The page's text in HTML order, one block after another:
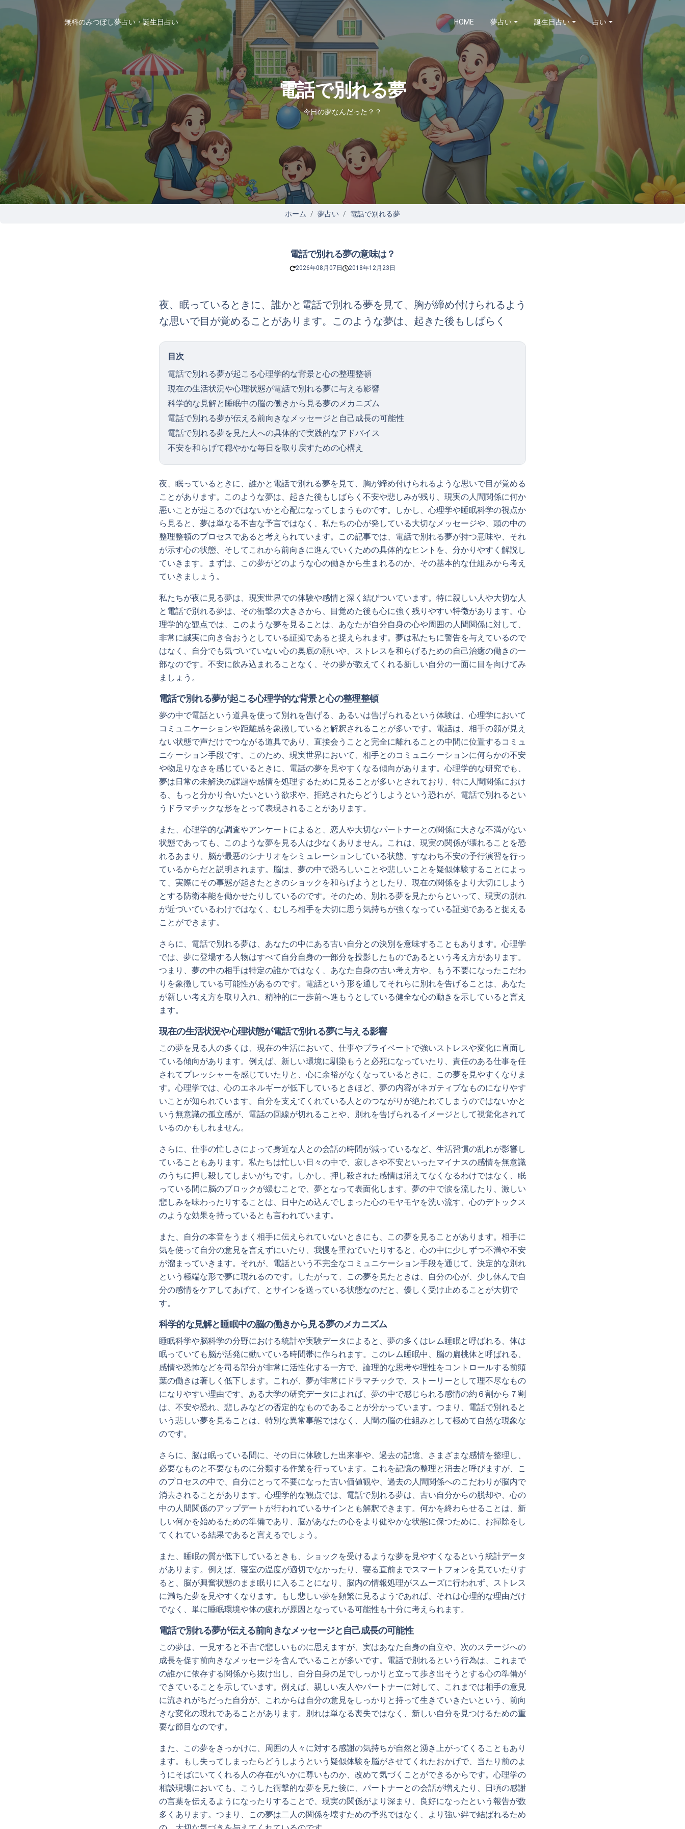
無料のみつぼし夢占い・誕生日占い HOME 夢占い 誕生日占い 占い
電話で別れる夢
今日の夢なんだった？？
ホーム 夢占い 電話で別れる夢
電話で別れる夢の意味は？
2026年08月07日 2018年12月23日
夜、眠っているときに、誰かと電話で別れる夢を見て、胸が締め付けられるよう
な思いで目が覚めることがあります。このような夢は、起きた後もしばらく
目次
電話で別れる夢が起こる心理学的な背景と心の整理整頓
現在の生活状況や心理状態が電話で別れる夢に与える影響
科学的な見解と睡眠中の脳の働きから見る夢のメカニズム
電話で別れる夢が伝える前向きなメッセージと自己成長の可能性
電話で別れる夢を見た人への具体的で実践的なアドバイス
不安を和らげて穏やかな毎日を取り戻すための心構え
夜、眠っているときに、誰かと電話で別れる夢を見て、胸が締め付けられるような思いで目が覚める
ことがあります。このような夢は、起きた後もしばらく不安や悲しみが残り、現実の人間関係に何か
悪いことが起こるのではないかと心配になってしまうものです。しかし、心理学や睡眠科学の視点か
ら見ると、夢は単なる不吉な予言ではなく、私たちの心が発している大切なメッセージや、頭の中の
整理整頓のプロセスであると考えられています。この記事では、電話で別れる夢が持つ意味や、それ
が示す心の状態、そしてこれから前向きに進んでいくための具体的なヒントを、分かりやすく解説し
ていきます。まずは、この夢がどのような心の働きから生まれるのか、その基本的な仕組みから考え
ていきましょう。
私たちが夜に見る夢は、現実世界での体験や感情と深く結びついています。特に親しい人や大切な人
と電話で別れる夢は、その衝撃の大きさから、目覚めた後も心に強く残りやすい特徴があります。心
理学的な観点では、このような夢を見ることは、あなたが自分自身の心や周囲の人間関係に対して、
非常に誠実に向き合おうとしている証拠であると捉えられます。夢は私たちに警告を与えているので
はなく、自分でも気づいていない心の奥底の願いや、ストレスを和らげるための自己治癒の働きの一
部なのです。不安に飲み込まれることなく、その夢が教えてくれる新しい自分の一面に目を向けてみ
ましょう。
電話で別れる夢が起こる心理学的な背景と心の整理整頓
夢の中で電話という道具を使って別れを告げる、あるいは告げられるという体験は、心理学において
コミュニケーションや距離感を象徴していると解釈されることが多いです。電話は、相手の顔が見え
ない状態で声だけでつながる道具であり、直接会うことと完全に離れることの中間に位置するコミュ
ニケーション手段です。このため、現実世界において、相手とのコミュニケーションに何らかの不安
や物足りなさを感じているときに、電話の夢を見やすくなる傾向があります。心理学的な研究でも、
夢は日常の未解決の課題や感情を処理するために見ることが多いとされており、特に人間関係におけ
る、もっと分かり合いたいという欲求や、拒絶されたらどうしようという恐れが、電話で別れるとい
うドラマチックな形をとって表現されることがあります。
また、心理学的な調査やアンケートによると、恋人や大切なパートナーとの関係に大きな不満がない
状態であっても、このような夢を見る人は少なくありません。これは、現実の関係が壊れることを恐
れるあまり、脳が最悪のシナリオをシミュレーションしている状態、すなわち不安の予行演習を行っ
ているからだと説明されます。脳は、夢の中で恐ろしいことや悲しいことを疑似体験することによっ
て、実際にその事態が起きたときのショックを和らげようとしたり、現在の関係をより大切にしよう
とする防衛本能を働かせたりしているのです。そのため、別れる夢を見たからといって、現実の別れ
が近づいているわけではなく、むしろ相手を大切に思う気持ちが強くなっている証拠であると捉える
ことができます。
さらに、電話で別れる夢は、あなたの中にある古い自分との決別を意味することもあります。心理学
では、夢に登場する人物はすべて自分自身の一部分を投影したものであるという考え方があります。
つまり、夢の中の相手は特定の誰かではなく、あなた自身の古い考え方や、もう不要になったこだわ
りを象徴している可能性があるのです。電話という形を通してそれらに別れを告げることは、あなた
が新しい考え方を取り入れ、精神的に一歩前へ進もうとしている健全な心の動きを示していると言え
ます。
現在の生活状況や心理状態が電話で別れる夢に与える影響
この夢を見る人の多くは、現在の生活において、仕事やプライベートで強いストレスや変化に直面し
ている傾向があります。例えば、新しい環境に馴染もうと必死になっていたり、責任のある仕事を任
されてプレッシャーを感じていたりと、心に余裕がなくなっているときに、この夢を見やすくなりま
す。心理学では、心のエネルギーが低下しているときほど、夢の内容がネガティブなものになりやす
いことが知られています。自分を支えてくれている人とのつながりが絶たれてしまうのではないかと
いう無意識の孤立感が、電話の回線が切れることや、別れを告げられるイメージとして視覚化されて
いるのかもしれません。
さらに、仕事の忙しさによって身近な人との会話の時間が減っているなど、生活習慣の乱れが影響し
ていることもあります。私たちは忙しい日々の中で、寂しさや不安といったマイナスの感情を無意識
のうちに押し殺してしまいがちです。しかし、押し殺された感情は消えてなくなるわけではなく、眠
っている間に脳のブロックが緩むことで、夢となって表面化します。夢の中で涙を流したり、激しい
悲しみを味わったりすることは、日中ため込んでしまった心のモヤモヤを洗い流す、心のデトックス
のような効果を持っているとも言われています。
また、自分の本音をうまく相手に伝えられていないときにも、この夢を見ることがあります。相手に
気を使って自分の意見を言えずにいたり、我慢を重ねていたりすると、心の中に少しずつ不満や不安
が溜まっていきます。それが、電話という不完全なコミュニケーション手段を通じて、決定的な別れ
という極端な形で夢に現れるのです。したがって、この夢を見たときは、自分の心が、少し休んで自
分の感情をケアしてあげて、とサインを送っている状態なのだと、優しく受け止めることが大切で
す。
科学的な見解と睡眠中の脳の働きから見る夢のメカニズム
睡眠科学や脳科学の分野における統計や実験データによると、夢の多くはレム睡眠と呼ばれる、体は
眠っていても脳が活発に動いている時間帯に作られます。このレム睡眠中、脳の扁桃体と呼ばれる、
感情や恐怖などを司る部分が非常に活性化する一方で、論理的な思考や理性をコントロールする前頭
葉の働きは著しく低下します。これが、夢が非常にドラマチックで、ストーリーとして理不尽なもの
になりやすい理由です。ある大学の研究データによれば、夢の中で感じられる感情の約６割から７割
は、不安や恐れ、悲しみなどの否定的なものであることが分かっています。つまり、電話で別れると
いう悲しい夢を見ることは、特別な異常事態ではなく、人間の脳の仕組みとして極めて自然な現象な
のです。
さらに、脳は眠っている間に、その日に体験した出来事や、過去の記憶、さまざまな感情を整理し、
必要なものと不要なものに分類する作業を行っています。これを記憶の整理と消去と呼びますが、こ
のプロセスの中で、自分にとって不要になった古い価値観や、過去の人間関係へのこだわりが脳内で
消去されることがあります。心理学的な観点では、電話で別れる夢は、古い自分からの脱却や、心の
中の人間関係のアップデートが行われているサインとも解釈できます。何かを終わらせることは、新
しい何かを始めるための準備であり、脳があなたの心をより健やかな状態に保つために、お掃除をし
てくれている結果であると言えるでしょう。
また、睡眠の質が低下しているときも、ショックを受けるような夢を見やすくなるという統計データ
があります。例えば、寝室の温度が適切でなかったり、寝る直前までスマートフォンを見ていたりす
ると、脳が興奮状態のまま眠りに入ることになり、脳内の情報処理がスムーズに行われず、ストレス
に満ちた夢を見やすくなります。もし悲しい夢を頻繁に見るようであれば、それは心理的な理由だけ
でなく、単に睡眠環境や体の疲れが原因となっている可能性も十分に考えられます。
電話で別れる夢が伝える前向きなメッセージと自己成長の可能性
この夢は、一見すると不吉で悲しいものに思えますが、実はあなた自身の自立や、次のステージへの
成長を促す前向きなメッセージを含んでいることが多いです。電話で別れるという行為は、これまで
の誰かに依存する関係から抜け出し、自分自身の足でしっかりと立って歩き出そうとする心の準備が
できていることを示しています。例えば、親しい友人やパートナーに対して、これまでは相手の意見
に流されがちだった自分が、これからは自分の意見をしっかりと持って生きていきたいという、前向
きな変化の現れであることがあります。別れは単なる喪失ではなく、新しい自分を見つけるための重
要な節目なのです。
また、この夢をきっかけに、周囲の人々に対する感謝の気持ちが自然と湧き上がってくることもあり
ます。もし失ってしまったらどうしようという疑似体験を脳がさせてくれたおかげで、当たり前のよ
うにそばにいてくれる人の存在がいかに尊いものか、改めて気づくことができるからです。心理学の
相談現場においても、こうした衝撃的な夢を見た後に、パートナーとの会話が増えたり、日頃の感謝
の言葉を伝えるようになったりすることで、現実の関係がより深まり、良好になったという報告が数
多くあります。つまり、この夢は二人の関係を壊すための予兆ではなく、より強い絆で結ばれるため